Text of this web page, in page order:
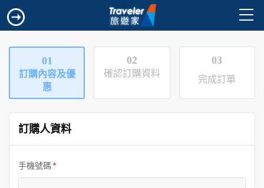
01
訂購內容及優
惠
02
確認訂購資料
03
完成訂單
訂購人資料
手機號碼